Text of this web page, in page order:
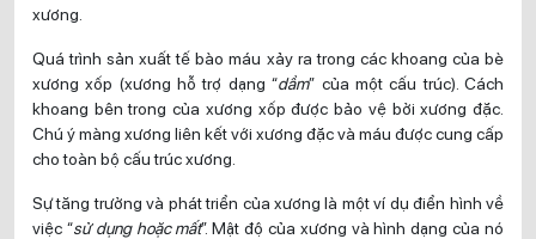
xương.
Quá trình sản xuất tế bào máu xảy ra trong các khoang của bè
xương xốp (xương hỗ trợ dạng “dầm” của một cấu trúc). Cách
khoang bên trong của xương xốp được bảo vệ bởi xương đặc.
Chú ý màng xương liên kết với xương đặc và máu được cung cấp
cho toàn bộ cấu trúc xương.
Sự tăng trưởng và phát triển của xương là một ví dụ điển hình về
việc “sử dụng hoặc mất”. Mật độ của xương và hình dạng của nó